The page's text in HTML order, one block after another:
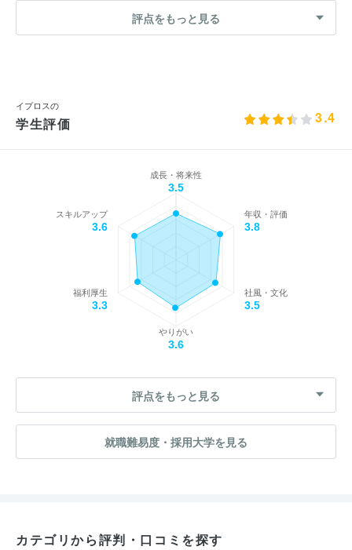
評点をもっと見る
イプロスの
学生評価 3.4
成長・将来性
3.5
年収・評価
3.8
社風・文化
3.5
やりがい
3.6
福利厚生
3.3
スキルアップ
3.6
評点をもっと見る
就職難易度・採用大学を見る
カテゴリから評判・口コミを探す